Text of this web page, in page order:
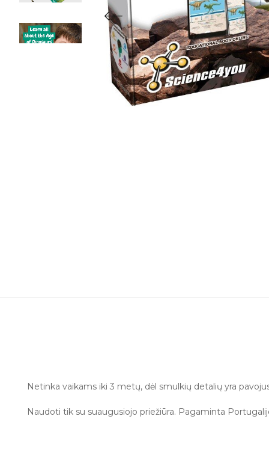
Netinka vaikams iki 3 metų, dėl smulkių detalių yra
Naudoti tik su suaugusiojo priežiūra. Pagaminta